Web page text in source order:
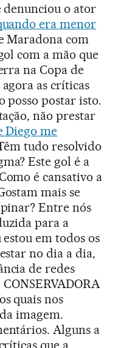
o ator
era menor
Maradona com
com a mão que
na Copa de
agora as críticas
posso postar isto.
não prestar
Diego me
tudo resolvido
Este gol é a
é cansativo a
mais se
Entre nós
para a
estou em todos os
no dia a dia,
de redes
quais nos
imagem.
Alguns a
que a